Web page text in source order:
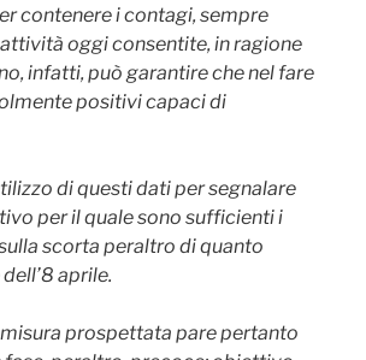
contenere i contagi, sempre
oggi consentite, in ragione
infatti, può garantire che nel fare
positivi capaci di
di questi dati per segnalare
per il quale sono sufficienti i
scorta peraltro di quanto
aprile.
prospettata pare pertanto